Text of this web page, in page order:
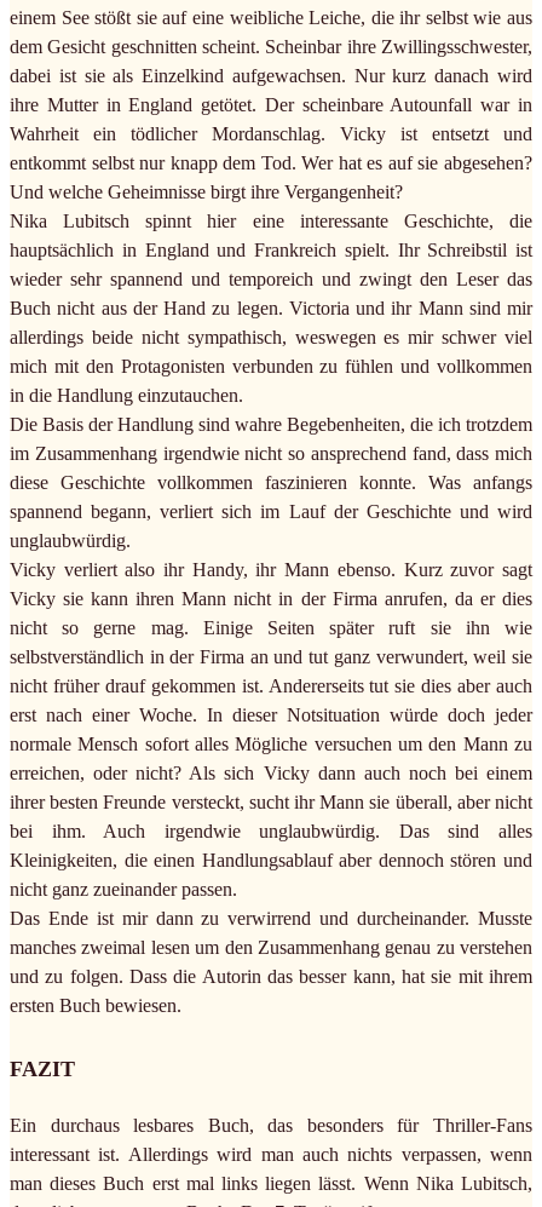
einem See stößt sie auf eine weibliche Leiche, die ihr selbst wie aus
dem Gesicht geschnitten scheint. Scheinbar ihre Zwillingsschwester,
dabei ist sie als Einzelkind aufgewachsen. Nur kurz danach wird
ihre Mutter in England getötet. Der scheinbare Autounfall war in
Wahrheit ein tödlicher Mordanschlag. Vicky ist entsetzt und
entkommt selbst nur knapp dem Tod. Wer hat es auf sie abgesehen?
Und welche Geheimnisse birgt ihre Vergangenheit?
Nika Lubitsch spinnt hier eine interessante Geschichte, die
hauptsächlich in England und Frankreich spielt. Ihr Schreibstil ist
wieder sehr spannend und temporeich und zwingt den Leser das
Buch nicht aus der Hand zu legen. Victoria und ihr Mann sind mir
allerdings beide nicht sympathisch, weswegen es mir schwer viel
mich mit den Protagonisten verbunden zu fühlen und vollkommen
in die Handlung einzutauchen.
Die Basis der Handlung sind wahre Begebenheiten, die ich trotzdem
im Zusammenhang irgendwie nicht so ansprechend fand, dass mich
diese Geschichte vollkommen faszinieren konnte. Was anfangs
spannend begann, verliert sich im Lauf der Geschichte und wird
unglaubwürdig.
Vicky verliert also ihr Handy, ihr Mann ebenso. Kurz zuvor sagt
Vicky sie kann ihren Mann nicht in der Firma anrufen, da er dies
nicht so gerne mag. Einige Seiten später ruft sie ihn wie
selbstverständlich in der Firma an und tut ganz verwundert, weil sie
nicht früher drauf gekommen ist. Andererseits tut sie dies aber auch
erst nach einer Woche. In dieser Notsituation würde doch jeder
normale Mensch sofort alles Mögliche versuchen um den Mann zu
erreichen, oder nicht? Als sich Vicky dann auch noch bei einem
ihrer besten Freunde versteckt, sucht ihr Mann sie überall, aber nicht
bei ihm. Auch irgendwie unglaubwürdig. Das sind alles
Kleinigkeiten, die einen Handlungsablauf aber dennoch stören und
nicht ganz zueinander passen.
Das Ende ist mir dann zu verwirrend und durcheinander. Musste
manches zweimal lesen um den Zusammenhang genau zu verstehen
und zu folgen. Dass die Autorin das besser kann, hat sie mit ihrem
ersten Buch bewiesen.
FAZIT
Ein durchaus lesbares Buch, das besonders für Thriller-Fans
interessant ist. Allerdings wird man auch nichts verpassen, wenn
man dieses Buch erst mal links liegen lässt. Wenn Nika Lubitsch,